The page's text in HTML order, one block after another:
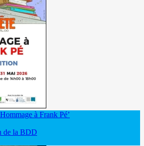
à Frank Pé’
de la BDD